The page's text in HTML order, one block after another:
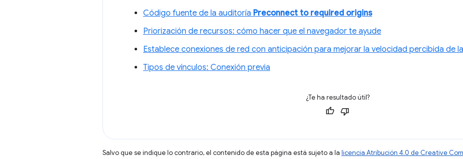
Código fuente de la auditoría Preconnect to required origins
Priorización de recursos: cómo hacer que el navegador te ayude
Establece conexiones de red con anticipación para mejorar la velocidad percibida de
Tipos de vínculos: Conexión previa
¿Te ha resultado útil?
Salvo que se indique lo contrario, el contenido de esta página está sujeto a la licencia Atribución 4.0 de Creative